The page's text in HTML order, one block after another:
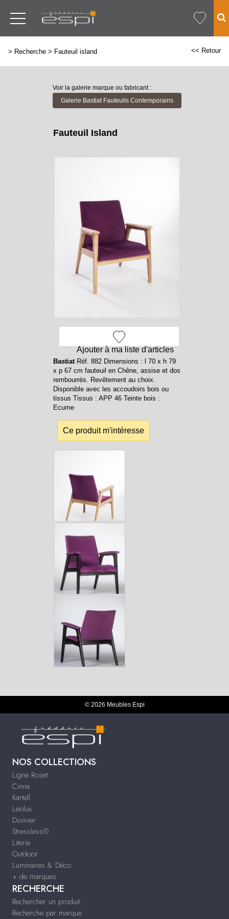
> Recherche > Fauteuil island << Retour
Voir la galerie marque ou fabricant :
Galerie Bastiat Fauteuils Contemporains
Ajouter à ma liste d'articles
Fauteuil Island
BastiatRéf. 882 Dimensions : l 70 x h 79
x p 67 cm fauteuil en Chêne, assise et dos
rembourrés. Revêtement au choix.
Disponible avec les accoudoirs bois ou
tissus Tissus : APP 46 Teinte bois :
Ecume
Ce produit m'intéresse
© 2026 Meubles Espi
NOS COLLECTIONS
Ligne Roset
Cinna
Kartell
Leolux
Duvivier
Stressless®
Literie
Outdoor
Luminaires & Déco
+ de marques
RECHERCHE
Rechercher un produit
Recherche par marque